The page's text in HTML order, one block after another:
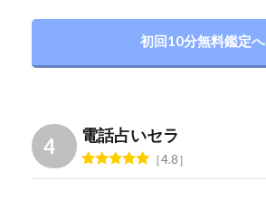
初回10分無料鑑定へ
電話占いセラ
4.8